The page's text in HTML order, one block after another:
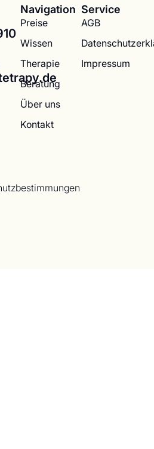
Navigation
Preise
Wissen
Therapie
Beratung
Über uns
Kontakt
Service
AGB
Impressum